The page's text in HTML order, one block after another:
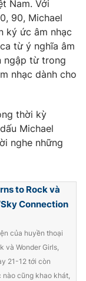
483/GP-BTTTT
Quốc Thắng,
932
Nam. Với
90, Michael
ký ức âm nhạc
từ ý nghĩa âm
ngập từ trong
nhạc dành cho
thời kỳ
Michael
nghe những
to Rock và
Connection
của huyền thoại
và Wonder Girls,
21-12 tới còn
nào cũng khao khát,